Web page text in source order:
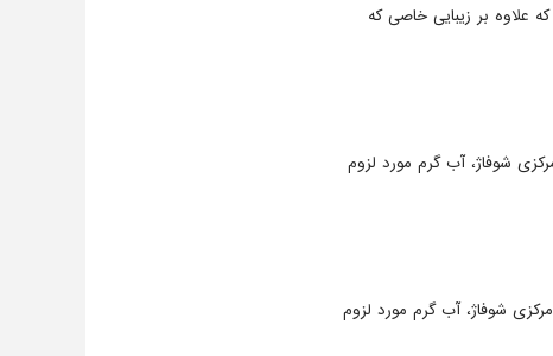
که علاوه بر زیبایی خاصی که
شوفاژ، آب گرم مورد لزوم
شوفاژ، آب گرم مورد لزوم